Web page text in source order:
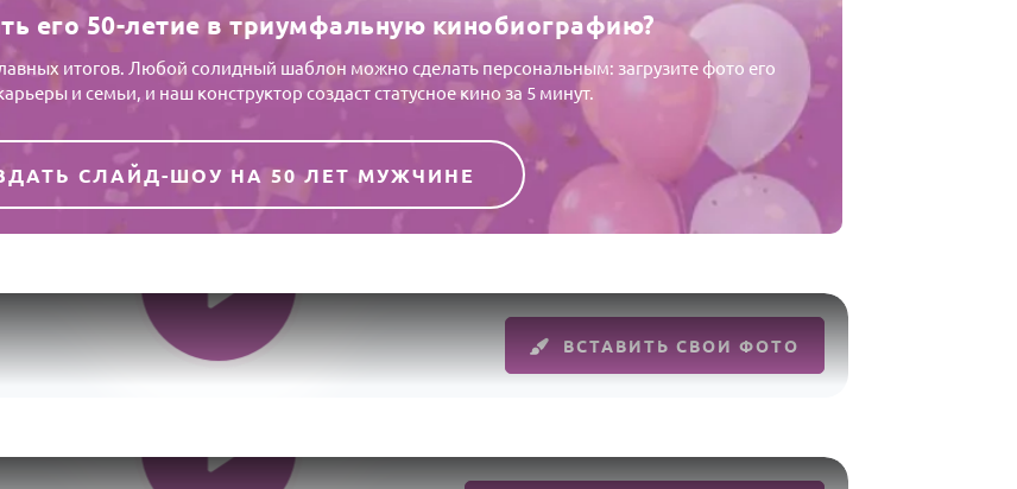
его 50-летие в триумфальную кинобиографию?
итогов. Любой солидный шаблон можно сделать персональным: загрузите фото его
и семьи, и наш конструктор создаст статусное кино за 5 минут.
СЛАЙД-ШОУ НА 50 ЛЕТ МУЖЧИНЕ
ВСТАВИТЬ СВОИ ФОТО